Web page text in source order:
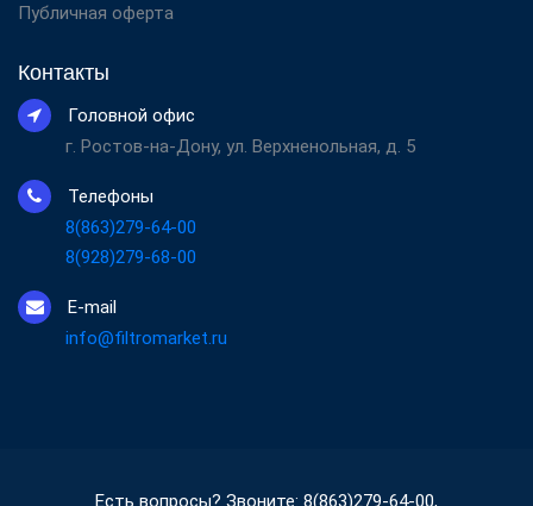
Публичная оферта
Контакты
Головной офис
г. Ростов-на-Дону, ул. Верхненольная, д. 5
Телефоны
8(863)279-64-00
8(928)279-68-00
E-mail
info@filtromarket.ru
Есть вопросы? Звоните: 8(863)279-64-00,